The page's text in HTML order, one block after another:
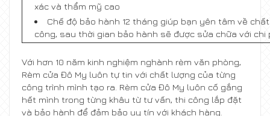
xác và thẩm mỹ cao
Chế độ bảo hành 12 tháng giúp bạn yên tâm về
công, sau thời gian bảo hành sẽ được sửa chữa với chi
Với hơn 10 năm kinh nghiệm nghành rèm văn phòng,
Rèm cửa Đô My luôn tự tin với chất lượng của từng
công trình mình tạo ra. Rèm cửa Đô My luôn cố gắng
hết mình trong từng khâu từ tư vấn, thi công lắp đặt
và bảo hành để đảm bảo uy tín với khách hàng.